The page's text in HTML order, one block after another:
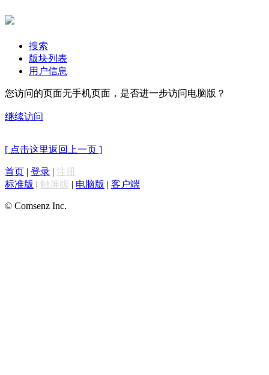
搜索
版块列表
用户信息
您访问的页面无手机页面，是否进一步访问电脑版？
继续访问
[ 点击这里返回上一页 ]
首页 | 登录 | 注册
标准版 | 触屏版 | 电脑版 | 客户端
© Comsenz Inc.